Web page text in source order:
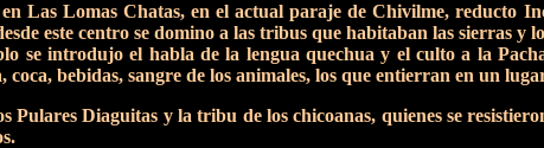
Las Lomas Chatas, en el actual paraje de Chivilme, reducto
este centro se domino a las tribus que habitaban las sierras y
se introdujo el habla de la lengua quechua y el culto a la
bebidas, sangre de los animales, los que entierran en un
Diaguitas y la tribu de los chicoanas, quienes se